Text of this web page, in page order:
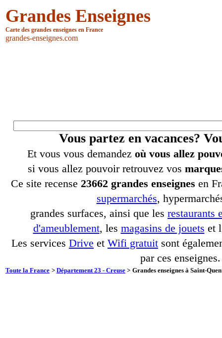
Grandes Enseignes
Carte des grandes enseignes en France
grandes-enseignes.com
Vous partez en vacances?
Et vous vous demandez où vous allez
si vous allez pouvoir retrouvez vos
Ce site recense 23662 grandes enseignes en
supermarchés,
grandes surfaces, ainsi que les restaurants
d'ameublement, les magasins de jouets et
Les services Drive et Wifi gratuit sont
par ces enseignes.
Toute la France > Département 23 - Creuse > Grandes enseignes à Saint-